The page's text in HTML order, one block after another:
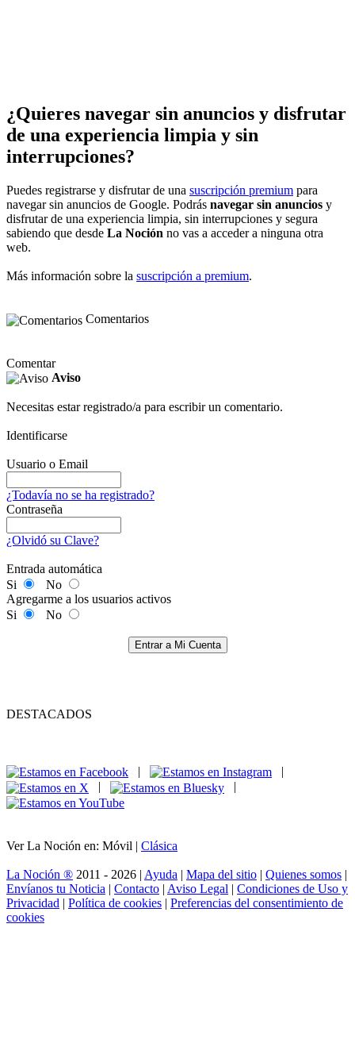
¿Quieres navegar sin anuncios y disfrutar
de una experiencia limpia y sin
interrupciones?
Puedes registrarse y disfrutar de una suscripción premium para
navegar sin anuncios de Google. Podrás navegar sin anuncios y
disfrutar de una experiencia limpia, sin interrupciones y segura
sabiendo que desde La Noción no vas a acceder a ninguna otra
web.
Más información sobre la suscripción a premium.
Comentarios
Comentar
Aviso
Necesitas estar registrado/a para escribir un comentario.
Identificarse
Usuario o Email
¿Todavía no se ha registrado?
Contraseña
¿Olvidó su Clave?
Entrada automática
Si
No
Agregarme a los usuarios activos
Si
No
Entrar a Mi Cuenta
DESTACADOS
|
|
|
|
Ver La Noción en: Móvil | Clásica
La Noción ® 2011 - 2026 | Ayuda | Mapa del sitio | Quienes somos |
Envíanos tu Noticia | Contacto | Aviso Legal | Condiciones de Uso y
Privacidad | Política de cookies | Preferencias del consentimiento de
cookies